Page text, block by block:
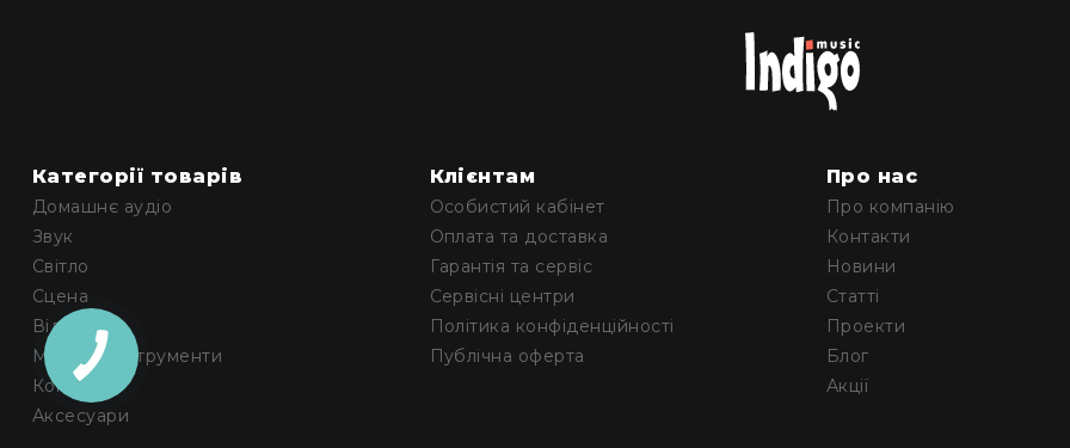
Категорії товарів
Домашнє аудіо
Звук
Світло
Сцена
Відео
Музичні інструменти
Комутація
Аксесуари
Клієнтам
Особистий кабінет
Оплата та доставка
Гарантія та сервіс
Сервісні центри
Політика конфіденційності
Публічна оферта
Про нас
Про компанію
Контакти
Новини
Статті
Проекти
Блог
Акції